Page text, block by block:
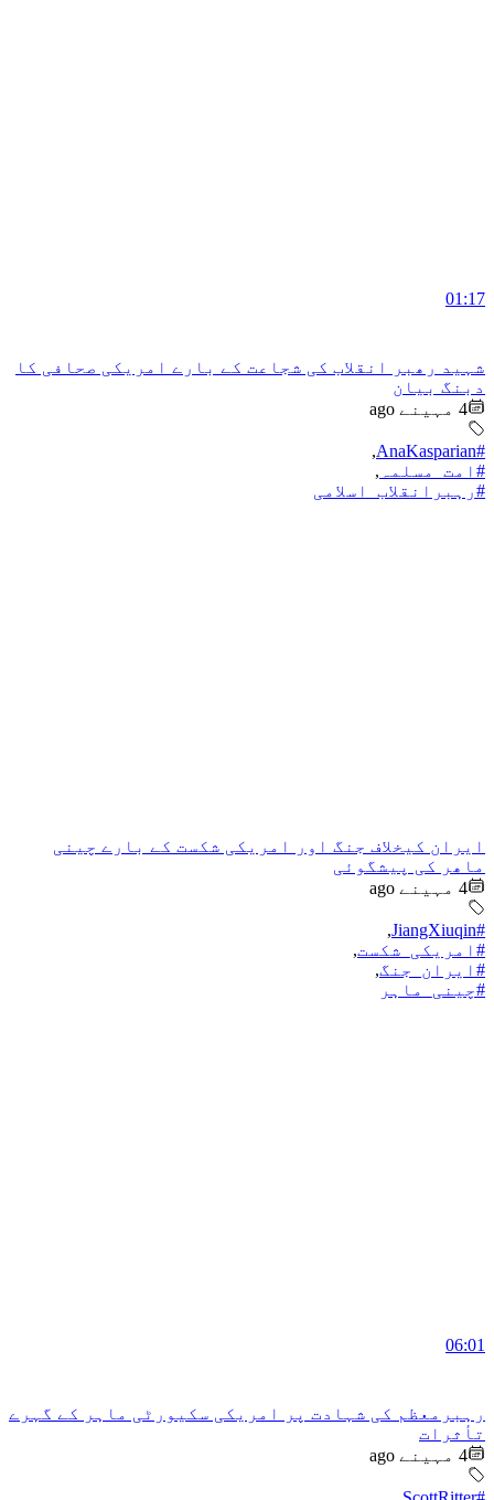
01:17
شہید رھبر انقلاب کی شجاعت کے بارے امریکی صحافی کا
دبنگ بیان
4 مہینے ago
#AnaKasparian
,
#امت_مسلمہ ,
#رہبرانقلاب_اسلامی
ایران کیخلاف جنگ اور امریکی شکست کے بارے چینی
ماھر کی پیشگوئی
4 مہینے ago
#JiangXiuqin
,
#امریکی_شکست,
#ایران_جنگ,
#چینی_ماہر
06:01
رہبرمعظم کی شہادت پر امریکی سکیورٹی ماہر کے گہرے
تأثرات
4 مہینے ago